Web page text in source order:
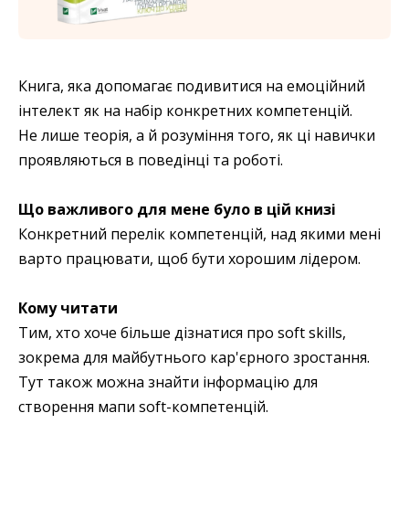
Книга, яка допомагає подивитися на емоційний
інтелект як на набір конкретних компетенцій.
Не лише теорія, а й розуміння того, як ці навички
проявляються в поведінці та роботі.
Що важливого для мене було в цій книзі
Конкретний перелік компетенцій, над якими мені
варто працювати, щоб бути хорошим лідером.
Кому читати
Тим, хто хоче більше дізнатися про soft skills,
зокрема для майбутнього кар'єрного зростання.
Тут також можна знайти інформацію для
створення мапи soft-компетенцій.